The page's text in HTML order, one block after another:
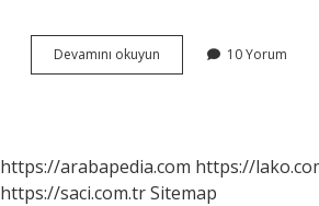
Devamını okuyun Budistlerin
Inancı
10 Yorum
https://arabapedia.com https://
https://saci.com.trSitemap